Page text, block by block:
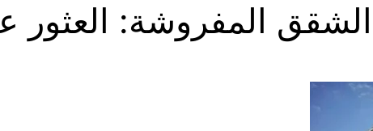
المفروشة: العثور